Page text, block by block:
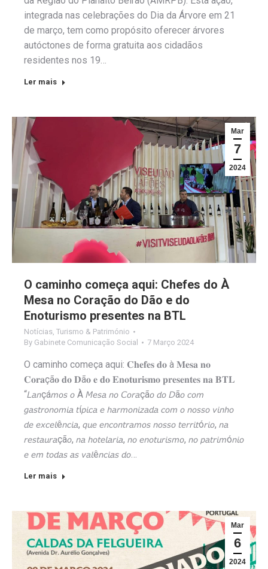
integrada nas celebrações do Dia da Árvore em 21
de março, tem como propósito oferecer árvores
autóctones de forma gratuita aos cidadãos
residentes nos 19…
Ler mais
Mar
7
2024
O caminho começa aqui: Chefes do À
Mesa no Coração do Dão e do
Enoturismo presentes na BTL
Notícias Turismo & Património
By Gabinete Comunicação Social 7 Março 2024
O caminho começa aqui: 𝐂𝐡𝐞𝐟𝐞𝐬 𝐝𝐨 à 𝐌𝐞𝐬𝐚 𝐧𝐨
𝐂𝐨𝐫𝐚çã𝐨 𝐝𝐨 𝐃ã𝐨 𝐞 𝐝𝐨 𝐄𝐧𝐨𝐭𝐮𝐫𝐢𝐬𝐦𝐨 𝐩𝐫𝐞𝐬𝐞𝐧𝐭𝐞𝐬 𝐧𝐚 𝐁𝐓𝐋
“𝘓𝘢𝘯çá𝘮𝘰𝘴 𝘰 À 𝘔𝘦𝘴𝘢 𝘯𝘰 𝘊𝘰𝘳𝘢çã𝘰 𝘥𝘰 𝘋ã𝘰 𝘤𝘰𝘮
𝘨𝘢𝘴𝘵𝘳𝘰𝘯𝘰𝘮𝘪𝘢 𝘵í𝘱𝘪𝘤𝘢 𝘦 𝘩𝘢𝘳𝘮𝘰𝘯𝘪𝘻𝘢𝘥𝘢 𝘤𝘰𝘮 𝘰 𝘯𝘰𝘴𝘴𝘰 𝘷𝘪𝘯𝘩𝘰
𝘥𝘦 𝘦𝘹𝘤𝘦𝘭ê𝘯𝘤𝘪𝘢, 𝘲𝘶𝘦 𝘦𝘯𝘤𝘰𝘯𝘵𝘳𝘢𝘮𝘰𝘴 𝘯𝘰𝘴𝘴𝘰 𝘵𝘦𝘳𝘳𝘪𝘵ó𝘳𝘪𝘰, 𝘯𝘢
𝘳𝘦𝘴𝘵𝘢𝘶𝘳𝘢çã𝘰, 𝘯𝘢 𝘩𝘰𝘵𝘦𝘭𝘢𝘳𝘪𝘢, 𝘯𝘰 𝘦𝘯𝘰𝘵𝘶𝘳𝘪𝘴𝘮𝘰, 𝘯𝘰 𝘱𝘢𝘵𝘳𝘪𝘮ó𝘯𝘪𝘰
𝘦 𝘦𝘮 𝘵𝘰𝘥𝘢𝘴 𝘢𝘴 𝘷𝘢𝘭ê𝘯𝘤𝘪𝘢𝘴 𝘥𝘰…
Ler mais
Mar
6
2024